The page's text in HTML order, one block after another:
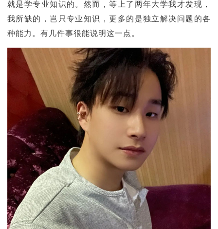
就是学专业知识的。然而，等上了两年大学我才发现，
我所缺的，岂只专业知识，更多的是独立解决问题的各
种能力。有几件事很能说明这一点。